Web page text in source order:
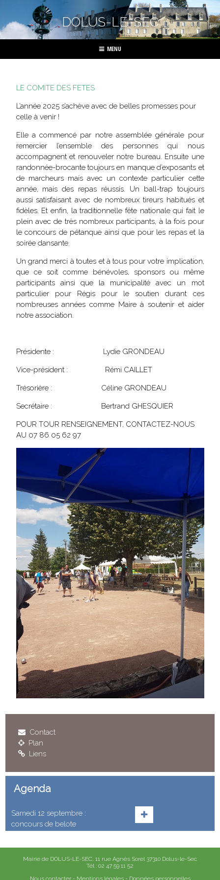
DOLUS-LE-SEC
MENU
LE COMITE DES FETES
L’année 2025 s’achève avec de belles promesses pour
celle à venir !
Elle a commencé par notre assemblée générale pour
remercier l’ensemble des personnes qui nous
accompagnent et renouveler notre bureau. Ensuite une
randonnée-brocante toujours en manque d’exposants et
de marcheurs mais avec un contexte particulier cette
année, mais des repas réussis. Un ball-trap toujours
aussi satisfaisant avec de nombreux tireurs habitués et
fidèles. Et enfin, la traditionnelle fête nationale qui fait le
plein avec de très nombreux participants, à la fois pour
le concours de pétanque ainsi que pour les repas et la
soirée dansante.
Un grand merci à toutes et à tous pour votre implication,
que ce soit comme bénévoles, sponsors ou même
participants ainsi que la municipalité avec un mot
particulier pour Régis pour le soutien durant ces
nombreuses années comme Maire à soutenir et aider
notre association.
Présidente : Lydie GRONDEAU
Vice-président : Rémi CAILLET
Trésorière : Céline GRONDEAU
Secrétaire : Bertrand GHESQUIER
POUR TOUR RENSEIGNEMENT, CONTACTEZ-NOUS
AU 07 86 05 62 97
Contact
Plan
Liens
Agenda
Samedi 12 septembre :
concours de belote
Mairie de DOLUS-LE-SEC, 11 rue Agnès Sorel 37310 Dolus-le-Sec
Tél : 02 47 59 11 52